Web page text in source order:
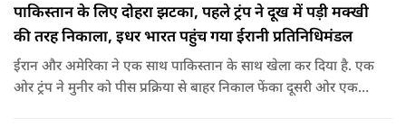
पाकिस्तान के लिए दोहरा झटका, पहले ट्रंप ने दूख में पड़ी मक्खी
की तरह निकाला, इधर भारत पहुंच गया ईरानी प्रतिनिधिमंडल
ईरान और अमेरिका ने एक साथ पाकिस्तान के साथ खेला कर दिया है. एक
ओर ट्रंप ने मुनीर को पीस प्रक्रिया से बाहर निकाल फेंका दूसरी ओर एक